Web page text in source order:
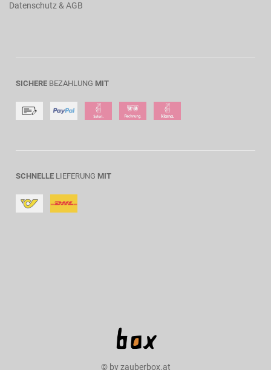
Datenschutz & AGB
SICHERE BEZAHLUNG MIT
SCHNELLE LIEFERUNG MIT
© by zauberbox.at